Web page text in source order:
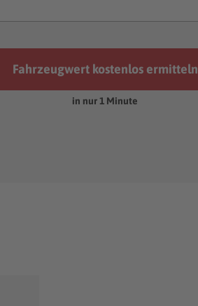
Fahrzeugwert kostenlos ermitteln
in nur 1 Minute